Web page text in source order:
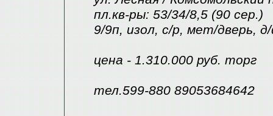
пл.кв-ры: 53/34/8,5 (90 сер.)
9/9п, изол, с/р, мет/
цена - 1.310.000 руб. торг
тел.599-880 89053684642